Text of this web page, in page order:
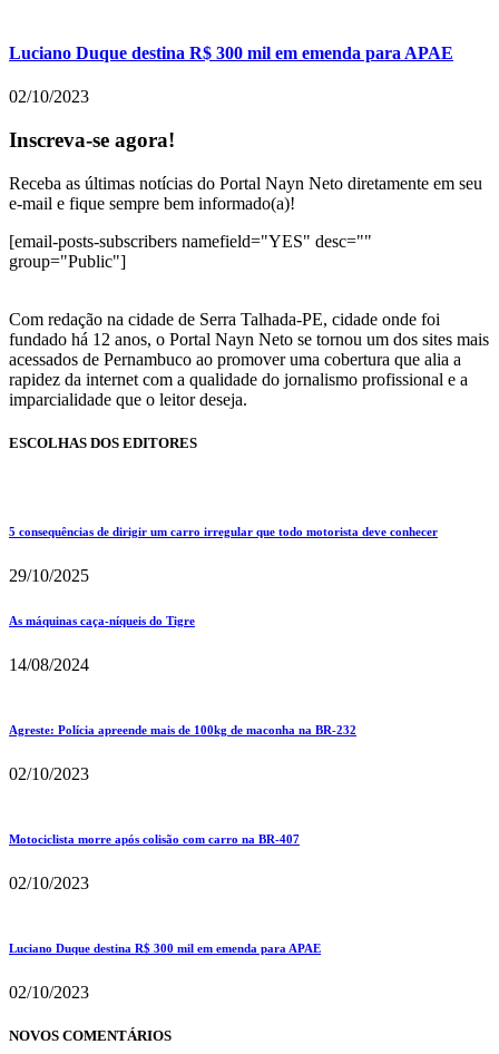
Luciano Duque destina R$ 300 mil em emenda para APAE
02/10/2023
Inscreva-se agora!
Receba as últimas notícias do Portal Nayn Neto diretamente em seu
e-mail e fique sempre bem informado(a)!
[email-posts-subscribers namefield="YES" desc=""
group="Public"]
Com redação na cidade de Serra Talhada-PE, cidade onde foi
fundado há 12 anos, o Portal Nayn Neto se tornou um dos sites mais
acessados de Pernambuco ao promover uma cobertura que alia a
rapidez da internet com a qualidade do jornalismo profissional e a
imparcialidade que o leitor deseja.
ESCOLHAS DOS EDITORES
5 consequências de dirigir um carro irregular que todo motorista deve conhecer
29/10/2025
As máquinas caça-níqueis do Tigre
14/08/2024
Agreste: Polícia apreende mais de 100kg de maconha na BR-232
02/10/2023
Motociclista morre após colisão com carro na BR-407
02/10/2023
Luciano Duque destina R$ 300 mil em emenda para APAE
02/10/2023
NOVOS COMENTÁRIOS